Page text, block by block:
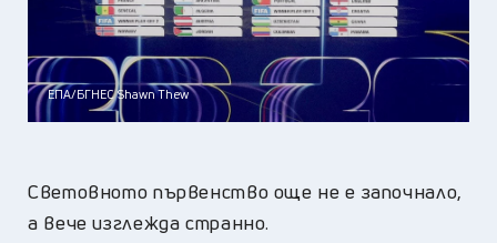
ЕПА/БГНЕС Shawn Thew
Световното първенство още не е започнало,
а вече изглежда странно.